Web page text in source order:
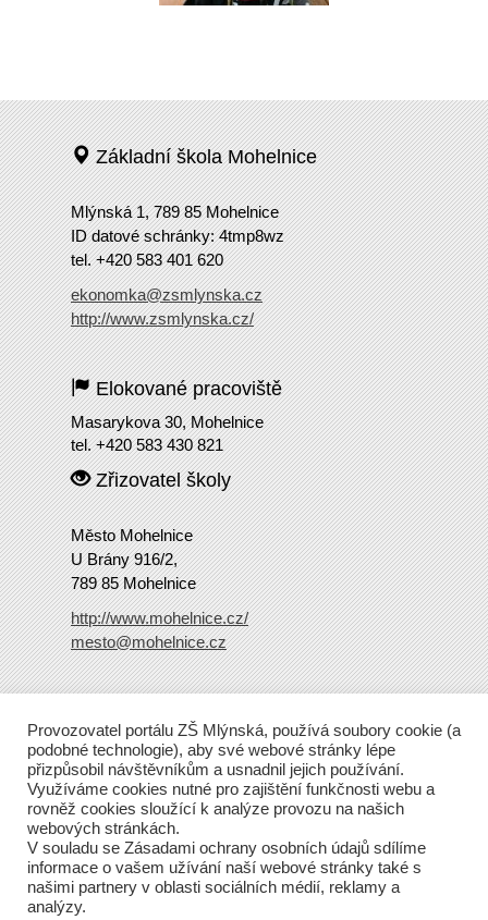
Základní škola Mohelnice
Mlýnská 1, 789 85 Mohelnice
ID datové schránky: 4tmp8wz
tel. +420 583 401 620
ekonomka@zsmlynska.cz
http://www.zsmlynska.cz/
Elokované pracoviště
Masarykova 30, Mohelnice
tel. +420 583 430 821
Zřizovatel školy
Město Mohelnice
U Brány 916/2,
789 85 Mohelnice
http://www.mohelnice.cz/
mesto@mohelnice.cz
Tento web běží na Wordpressu.
Provozovatel portálu ZŠ Mlýnská, používá soubory cookie (a
podobné technologie), aby své webové stránky lépe
přizpůsobil návštěvníkům a usnadnil jejich používání.
Využíváme cookies nutné pro zajištění funkčnosti webu a
rovněž cookies sloužící k analýze provozu na našich
webových stránkách.
V souladu se Zásadami ochrany osobních údajů sdílíme
informace o vašem užívání naší webové stránky také s
našimi partnery v oblasti sociálních médií, reklamy a
analýzy.